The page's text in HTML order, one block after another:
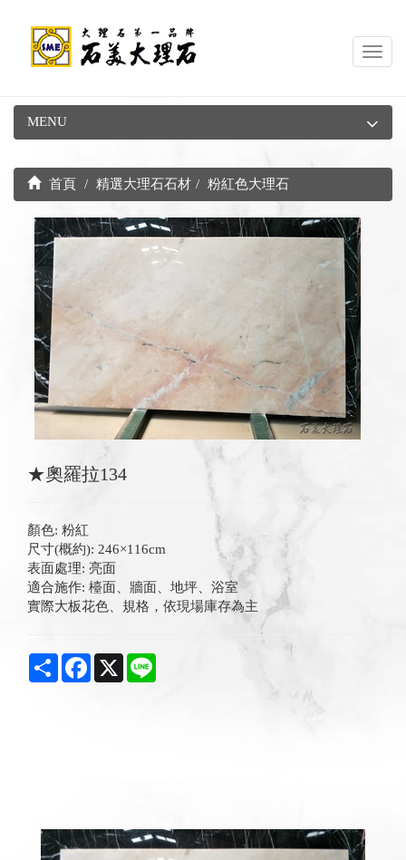
MENU
首頁 精選大理石石材 粉紅色大理石
★奧羅拉134
顏色: 粉紅
尺寸(概約): 246×116cm
表面處理: 亮面
適合施作: 檯面、牆面、地坪、浴室
實際大板花色、規格，依現場庫存為主
Share Facebook
X